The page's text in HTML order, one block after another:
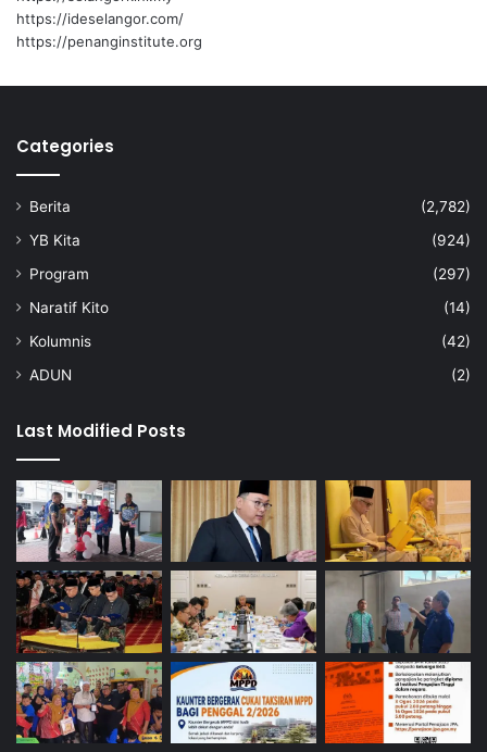
p
d
a
K
u
l
a
l
a
h
https://ideselangor.com/
https://penanginstitute.org
Categories
Berita
(2,782)
YB Kita
(924)
Program
(297)
Naratif Kito
(14)
Kolumnis
(42)
ADUN
(2)
Last Modified Posts